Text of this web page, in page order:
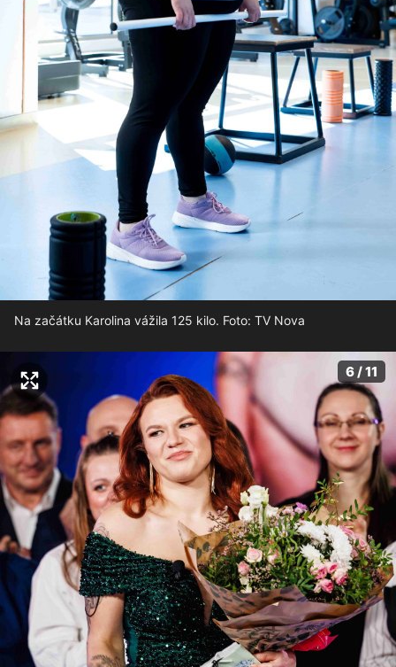
Na začátku Karolina vážila 125 kilo. Foto: TV Nova
6 / 11